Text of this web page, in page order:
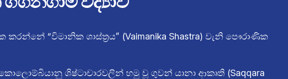
“විමානික ශාස්ත්‍රය” (Vaimanika Shastra) වැනි පෞරාණික
ශිෂ්ටාචාරවලින් හමු වූ ගුවන් යානා ආකෘති (Saqqara